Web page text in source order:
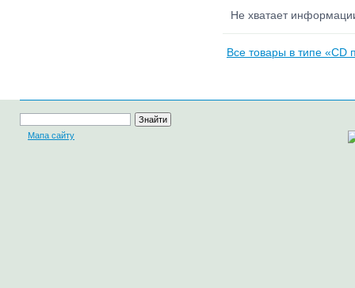
Не хватает
Все товары в типе «CD
Мапа сайту